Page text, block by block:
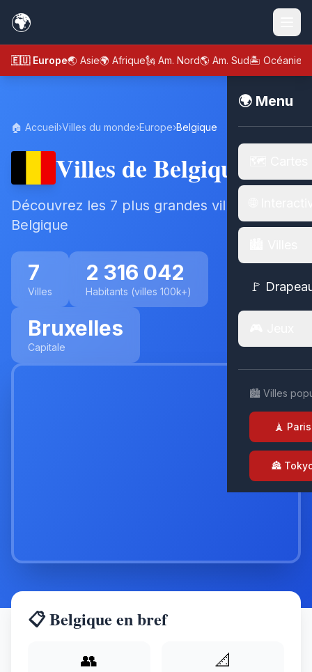
🌍
🇪🇺 Europe🌏 Asie🌍 Afrique🗽 Am. Nord🌎 Am. Sud🏝️ Océanie
🌍 Menu
🚩
🏙️ Villes
🗼 Paris
🏯
🏠 Accueil›Villes du monde›Europe›Belgique
Villes de Belgique
Découvrez les 7 plus grandes villes de
Belgique
7
Villes
2 316 042
Habitants (villes 100k+)
Bruxelles
Capitale
📋 Belgique en bref
👥 📐